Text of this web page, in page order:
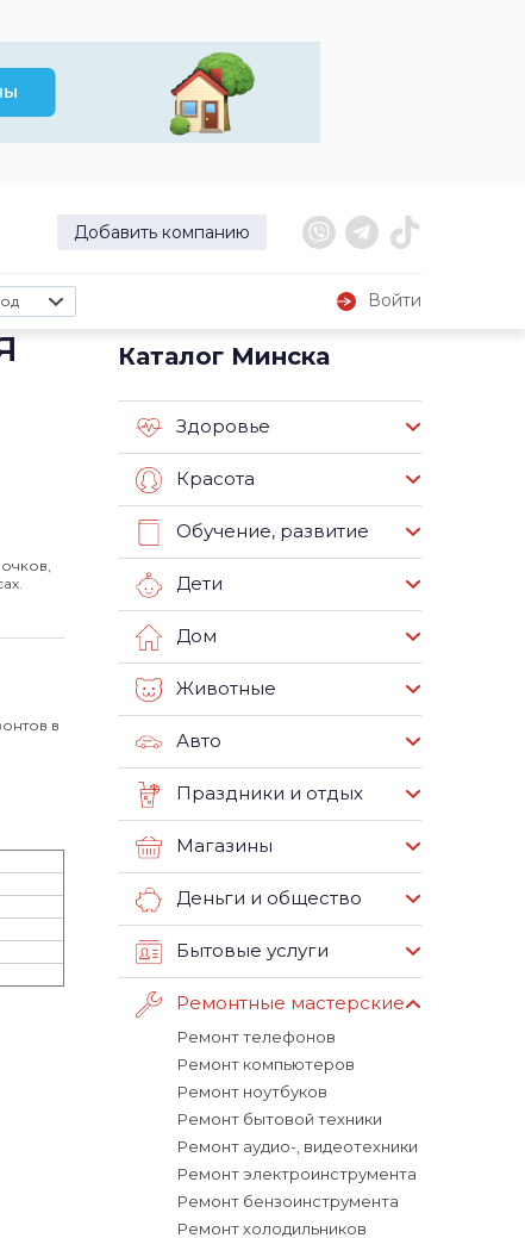
Добавить компанию
Войти
в
Каталог Минска
Здоровье
Красота
Обучение, развитие
Дети
Дом
Животные
Авто
Праздники и отдых
Магазины
Деньги и общество
Бытовые услуги
Ремонтные мастерские
Ремонт телефонов
Ремонт компьютеров
Ремонт ноутбуков
Ремонт бытовой техники
Ремонт аудио-, видеотехники
Ремонт электроинструмента
Ремонт бензоинструмента
Ремонт холодильников